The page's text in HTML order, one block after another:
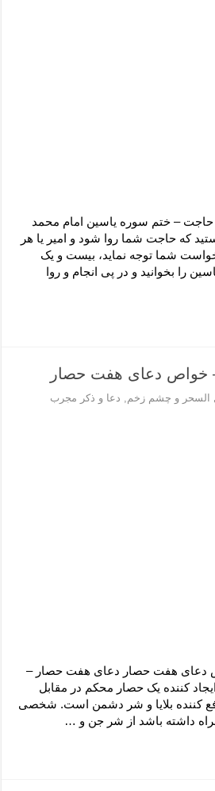
– ختم سوره یاسین امام محمد
که حاجت شما روا شود و امیر یا هر
شما توجه نماید، بیست و یک
را بخوانید و در پی انجام و روا
خواص دعای هفت حصار
السحر و چشم زخم
دعا و ذکر مجرب
دعای هفت حصار دعای هفت حصار –
کننده یک حصار محکم در مقابل
کننده بلایا و شر دشمن است. شخصی
داشته باشد از شر جن و …